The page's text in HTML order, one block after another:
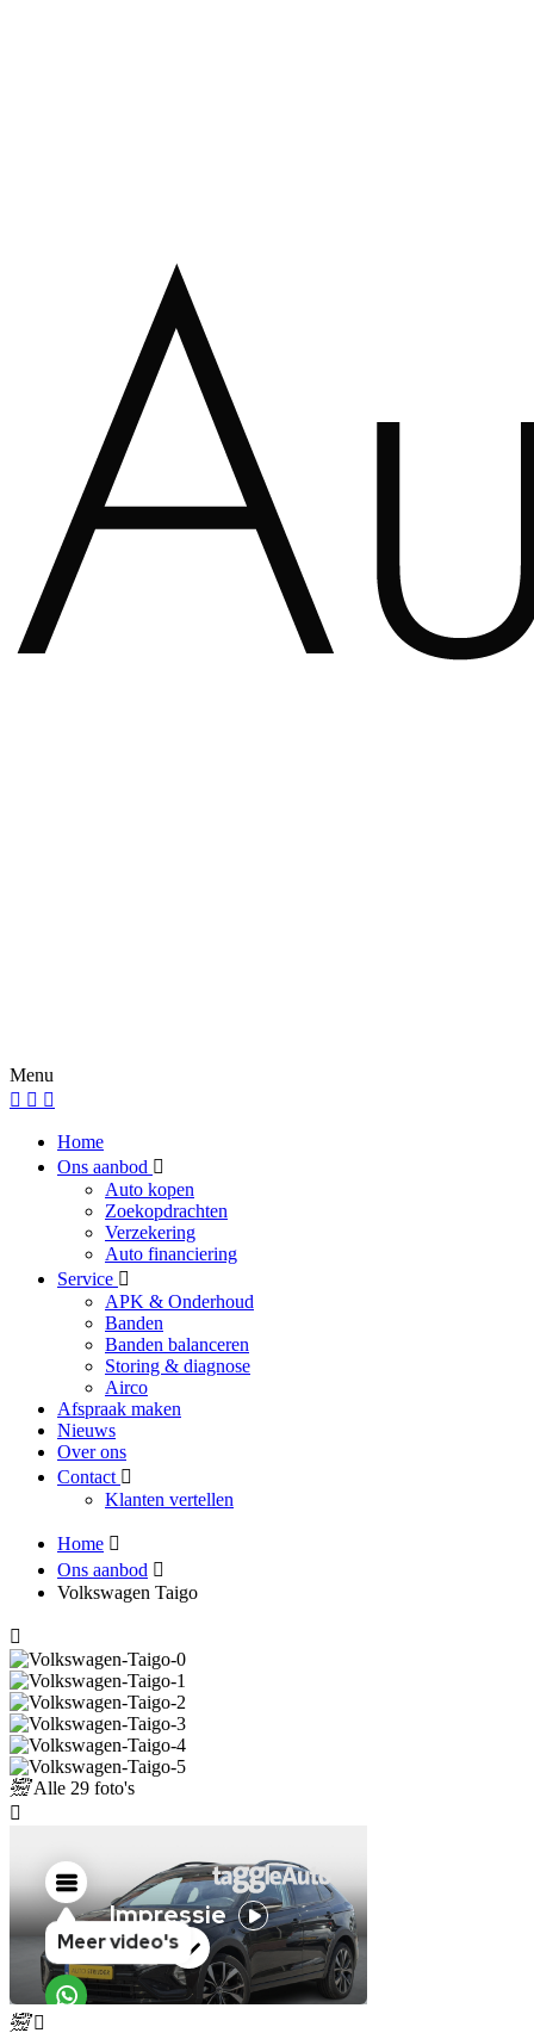
Menu
Home
Ons aanbod
Auto kopen
Zoekopdrachten
Verzekering
Auto financiering
Service
APK & Onderhoud
Banden
Banden balanceren
Storing & diagnose
Airco
Afspraak maken
Nieuws
Over ons
Contact
Klanten vertellen
Home
Ons aanbod
Volkswagen Taigo
Alle 29 foto's